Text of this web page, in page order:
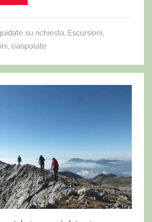
su richiesta Escursioni,
ciaspolate